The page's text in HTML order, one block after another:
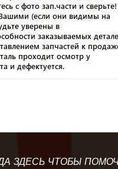
ЗДЕСЬ ЧТОБЫ